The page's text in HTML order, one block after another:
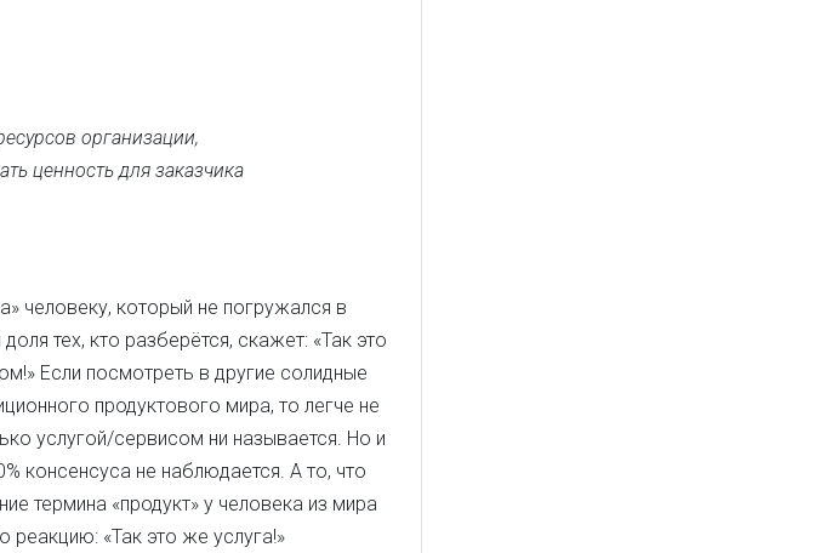
организации,
ценность для заказчика
человеку, который не погружался в
тех, кто разберётся, скажет: «Так это
Если посмотреть в другие солидные
продуктового мира, то легче не
услугой/сервисом ни называется. Но и
консенсуса не наблюдается. А то, что
термина «продукт» у человека из мира
«Так это же услуга!»